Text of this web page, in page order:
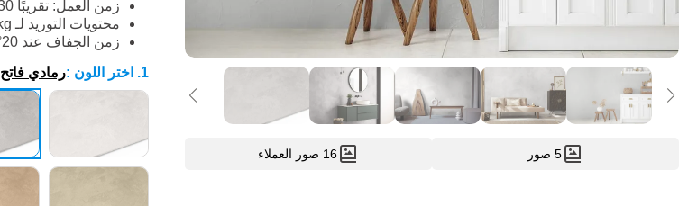
5 صور 16 صور العملاء
زمن العمل: تقريبًا 30 دقيقة (تصلب سريع)
محتويات التوريد لـ 5m²: 5kg مسحوق EFFECT + 2x 100g معجون WB PIGMENT لصبغ المسحوق
زمن الجفاف عند 20°C: تقريبًا 24h
1. اختر اللون
:رمادي فاتح